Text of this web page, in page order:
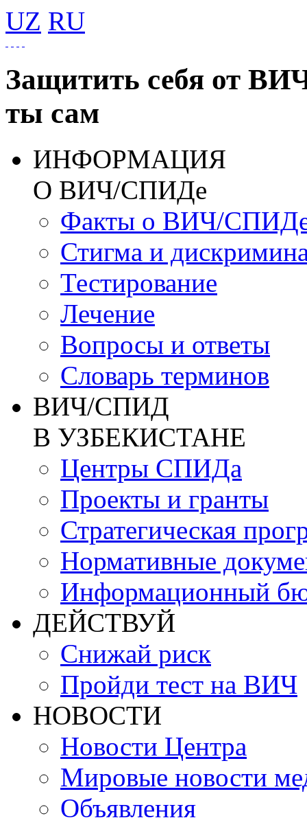
UZ RU
Защитить себя от
ты сам
ИНФОРМАЦИЯ
О ВИЧ/СПИДе
Факты о ВИЧ/
Стигма и
Тестирование
Лечение
Вопросы и ответы
Словарь терминов
ВИЧ/СПИД
В УЗБЕКИСТАНЕ
Центры СПИДа
Проекты и гранты
Стратегическая
Нормативные
Информационный
ДЕЙСТВУЙ
Снижай риск
Пройди тест на ВИЧ
НОВОСТИ
Новости Центра
Мировые новости
Объявления